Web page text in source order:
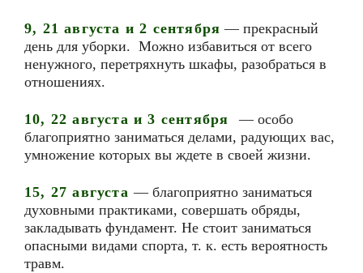
9, 21августа и 2 сентября — прекрасный
день для уборки. Можно избавиться от всего
ненужного, перетряхнуть шкафы, разобраться в
отношениях.
10, 22 августа и3 сентября
— особо
благоприятно заниматься делами, радующих вас,
умножение которых вы ждете в своей жизни.
15, 27 августа— благоприятно заниматься
духовными практиками, совершать обряды,
закладывать фундамент. Не стоит заниматься
опасными видами спорта, т. к. есть вероятность
травм.